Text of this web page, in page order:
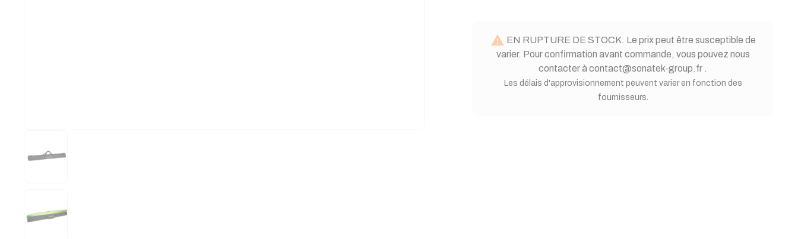
 EN RUPTURE DE STOCK. Le prix peut être susceptible de
varier. Pour confirmation avant commande, vous pouvez nous
contacter à contact@sonatek-group.fr .
Les délais d'approvisionnement peuvent varier en fonction des
fournisseurs.